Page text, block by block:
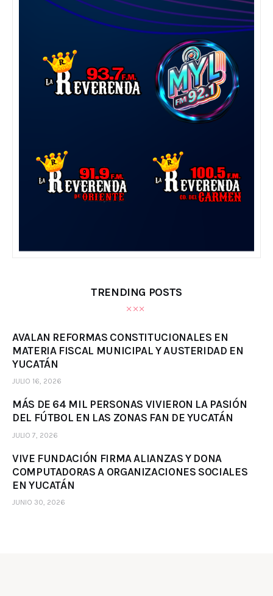
TRENDING POSTS
AVALAN REFORMAS CONSTITUCIONALES EN
MATERIA FISCAL MUNICIPAL Y AUSTERIDAD EN
YUCATÁN
JULIO 16, 2026
MÁS DE 64 MIL PERSONAS VIVIERON LA PASIÓN
DEL FÚTBOL EN LAS ZONAS FAN DE YUCATÁN
JULIO 7, 2026
VIVE FUNDACIÓN FIRMA ALIANZAS Y DONA
COMPUTADORAS A ORGANIZACIONES SOCIALES
EN YUCATÁN
JUNIO 30, 2026